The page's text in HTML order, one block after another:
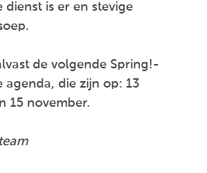
dienst is er en stevige
de volgende Spring!-
agenda, die zijn op: 13
15 november.